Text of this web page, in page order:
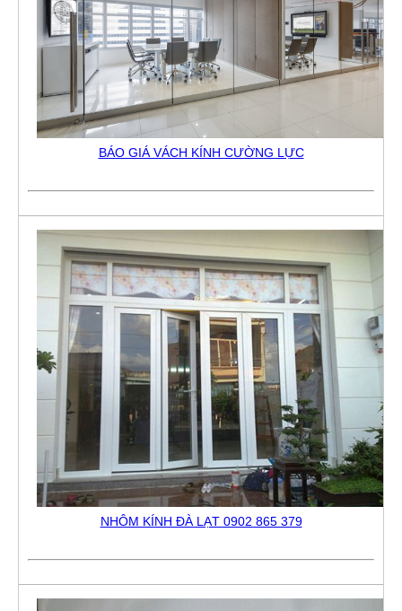
BÁO GIÁ VÁCH KÍNH CƯỜNG LỰC
NHÔM KÍNH ĐÀ LẠT 0902 865 379